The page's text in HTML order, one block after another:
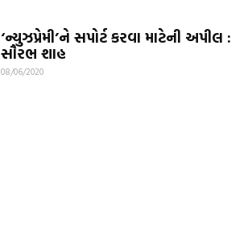
‘ન્યુઝપ્રેમી’ને સપોર્ટ કરવા માટેની અપીલ :
સૌરભ શાહ
08/06/2020